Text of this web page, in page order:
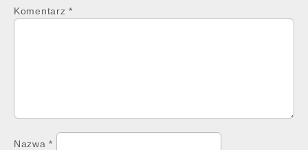
Komentarz *
Nazwa*